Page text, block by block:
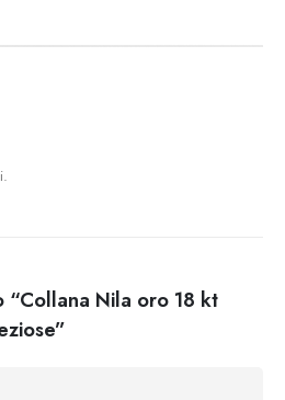
“Collana Nila oro 18 kt